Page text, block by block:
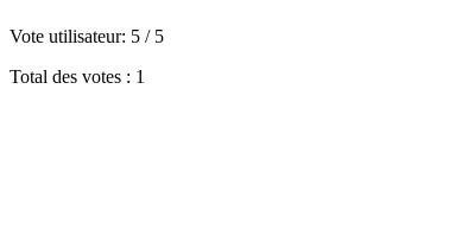
Vote utilisateur: 5 / 5
Total des votes : 1